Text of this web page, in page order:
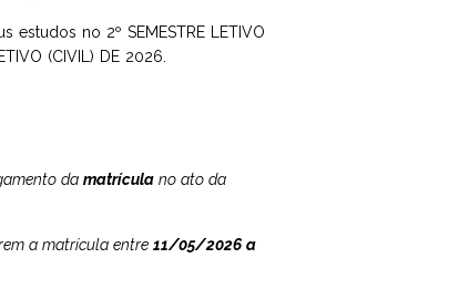
no 2º SEMESTRE LETIVO
(CIVIL) DE 2026.
da matrícula no ato da
a matrícula entre 11/05/2026 a